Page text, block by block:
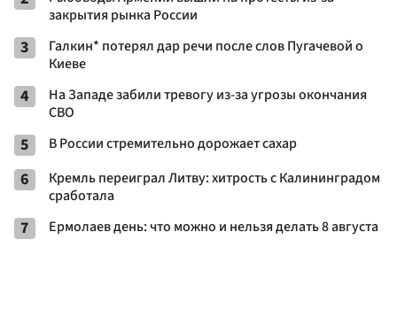
закрытия рынка России
3
Галкин* потерял дар речи после слов Пугачевой о
Киеве
4
На Западе забили тревогу из-за угрозы окончания
СВО
5 В России стремительно дорожает сахар
6
Кремль переиграл Литву: хитрость с Калининградом
сработала
7 Ермолаев день: что можно и нельзя делать 8 августа